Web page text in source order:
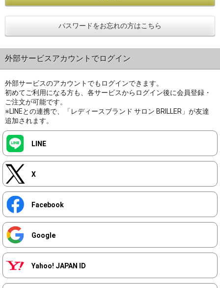
パスワードをお忘れの方はこちら
外部サービスアカウントでログイン
外部サービスのアカウントでもログインできます。
初めてご利用になる方も、各サービスからログイン後に会員登録・
ご注文が可能です。
※LINEとの連携で、「レディースブランド サロン BRILLER」が友達
追加されます。
LINE
X
Facebook
Google
Yahoo! JAPAN ID